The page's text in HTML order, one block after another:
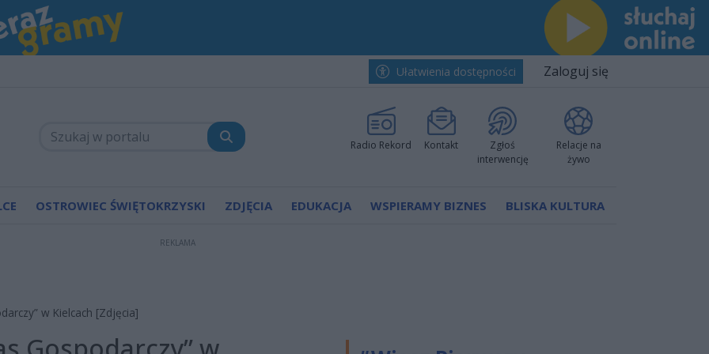
Ułatwienia dostępności Zaloguj się
Radio Rekord Kontakt
Zgłoś
interwencję
Relacje na
żywo
OSTROWIEC ŚWIĘTOKRZYSKI ZDJĘCIA EDUKACJA WSPIERAMY BIZNES BLISKA KULTURA
REKLAMA
w Kielcach [Zdjęcia]